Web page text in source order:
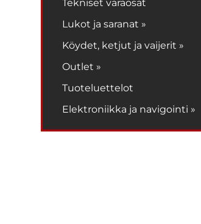
Tekniset varaosat
Lukot ja saranat »
Köydet, ketjut ja vaijerit »
Outlet »
Tuoteluettelot
Elektroniikka ja navigointi »